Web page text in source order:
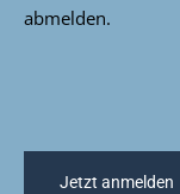
abmelden.
Jetzt anmelden